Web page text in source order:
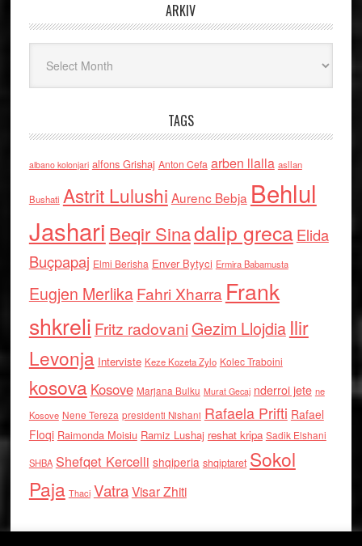
ARKIV
TAGS
albano kolonjari alfons Grishaj Anton Cefa arben llalla asllan
Bushati Astrit Lulushi Aurenc Bebja Behlul
Jashari Beqir Sinadalip grecaElida
Buçpapaj Elmi Berisha Enver Bytyci Ermira Babamusta
Eugjen MerlikaFahri Xharra Frank
shkreli Fritz radovaniGezim Llojdia Ilir
Levonja Interviste Keze Kozeta Zylo Kolec Traboini
kosova Kosove Marjana Bulku Murat Gecaj nderroi jete ne
Kosove Nene Tereza presidenti Nishani Rafaela Prifti Rafael
Floqi Raimonda Moisiu Ramiz Lushaj reshat kripa Sadik Elshani
SHBA Shefqet Kercelli shqiperia shqiptaret Sokol
Paja Thaci VatraVisar Zhiti